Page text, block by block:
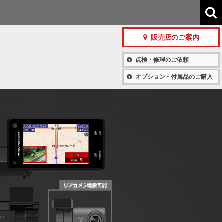
販売店のご案内
点検・修理のご依頼
オプション・付属品のご購入